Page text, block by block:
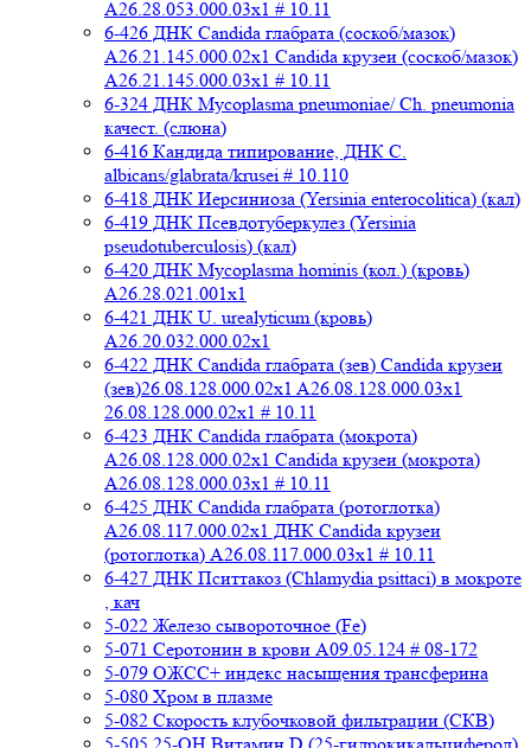
A26.28.053.000.03x1 # 10.11
6-426 ДНК Candida глабрата (соскоб/мазок)
A26.21.145.000.02x1 Candida крузеи (соскоб/мазок)
A26.21.145.000.03x1 # 10.11
6-324 ДНК Mycoplasma pneumoniae/ Ch. pneumonia
качест. (слюна)
6-416 Кандида типирование, ДНК C.
albicans/glabrata/krusei # 10.110
6-418 ДНК Иерсиниоза (Yersinia enterocolitica) (кал)
6-419 ДНК Псевдотуберкулез (Yersinia
pseudotuberculosis) (кал)
6-420 ДНК Mycoplasma hominis (кол.) (кровь)
A26.28.021.001x1
6-421 ДНК U. urealyticum (кровь)
A26.20.032.000.02х1
6-422 ДНК Candida глабрата (зев) Candida крузеи
(зев)26.08.128.000.02x1 A26.08.128.000.03x1
26.08.128.000.02x1 # 10.11
6-423 ДНК Candida глабрата (мокрота)
A26.08.128.000.02x1 Candida крузеи (мокрота)
A26.08.128.000.03x1 # 10.11
6-425 ДНК Candida глабрата (ротоглотка)
A26.08.117.000.02x1 ДНК Candida крузеи
(ротоглотка) A26.08.117.000.03x1 # 10.11
6-427 ДНК Пситтакоз (Chlamydia psittaci) в мокроте
, кач
5-022 Железо сывороточное (Fe)
5-071 Серотонин в крови A09.05.124 # 08-172
5-079 ОЖСС+ индекс насыщения трансферина
5-080 Хром в плазме
5-082 Скорость клубочковой фильтрации (СКВ)